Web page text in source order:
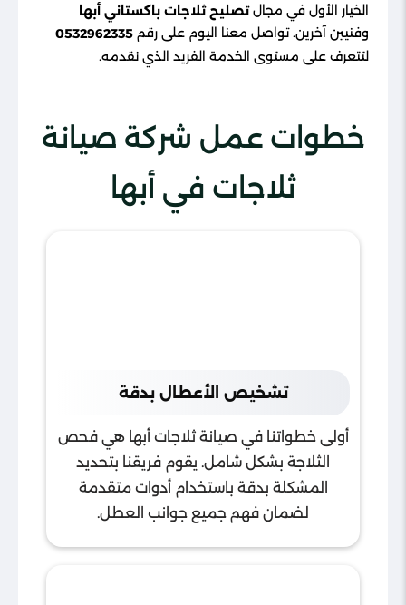
الخيار الأول في مجالتصليح ثلاجات باكستاني أبها
وفنيين آخرين. تواصل معنا اليوم على رقم 0532962335
لتتعرف على مستوى الخدمة الفريد الذي نقدمه.
خطوات عمل شركة صيانة
ثلاجات في أبها
تشخيص الأعطال بدقة
أولى خطواتنا في صيانة ثلاجات أبها هي فحص
الثلاجة بشكل شامل. يقوم فريقنا بتحديد
المشكلة بدقة باستخدام أدوات متقدمة
لضمان فهم جميع جوانب العطل.